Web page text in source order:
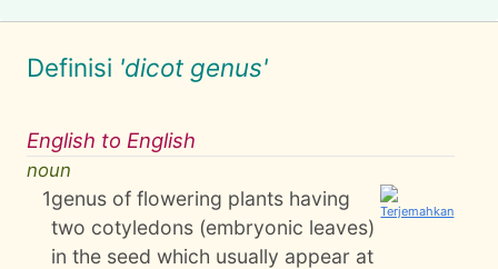
Definisi 'dicot genus'
English to English
noun
1genus of flowering plants having
two cotyledons (embryonic leaves)
in the seed which usually appear at